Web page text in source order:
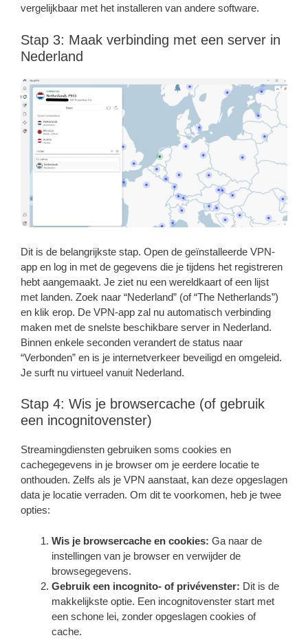
vergelijkbaar met het installeren van andere software.
Stap 3: Maak verbinding met een server in
Nederland
Dit is de belangrijkste stap. Open de geïnstalleerde VPN-
app en log in met de gegevens die je tijdens het registreren
hebt aangemaakt. Je ziet nu een wereldkaart of een lijst
met landen. Zoek naar “Nederland” (of “The Netherlands”)
en klik erop. De VPN-app zal nu automatisch verbinding
maken met de snelste beschikbare server in Nederland.
Binnen enkele seconden verandert de status naar
“Verbonden” en is je internetverkeer beveiligd en omgeleid.
Je surft nu virtueel vanuit Nederland.
Stap 4: Wis je browsercache (of gebruik
een incognitovenster)
Streamingdiensten gebruiken soms cookies en
cachegegevens in je browser om je eerdere locatie te
onthouden. Zelfs als je VPN aanstaat, kan deze opgeslagen
data je locatie verraden. Om dit te voorkomen, heb je twee
opties:
Wis je browsercache en cookies: Ga naar de
instellingen van je browser en verwijder de
browsegegevens.
Gebruik een incognito- of privévenster: Dit is de
makkelijkste optie. Een incognitovenster start met
een schone lei, zonder opgeslagen cookies of
cache.